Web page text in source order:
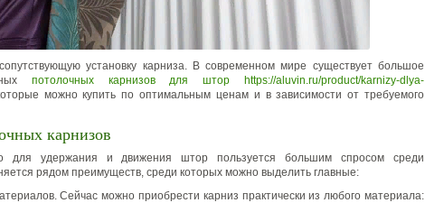
установку карниза. В современном мире существует большое
потолочных карнизов для штор https://aluvin.ru/product/karnizy-dlya-
можно купить по оптимальным ценам и в зависимости от требуемого
карнизов
для удержания и движения штор пользуется большим спросом среди
рядом преимуществ, среди которых можно выделить главные:
Сейчас можно приобрести карниз практически из любого материала: